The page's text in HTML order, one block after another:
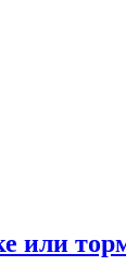
или